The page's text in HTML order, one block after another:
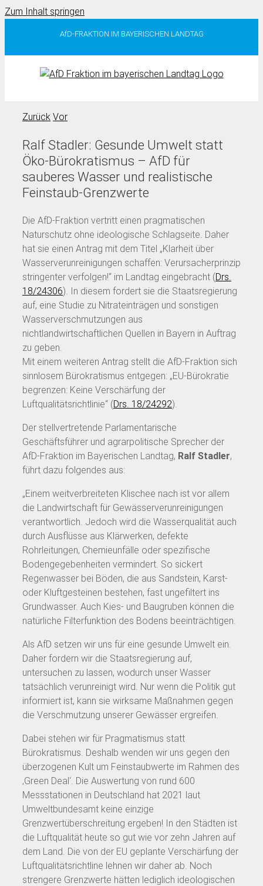
Zum Inhalt springen
AfD-FRAKTION IM BAYERISCHEN LANDTAG
Zurück Vor
Ralf Stadler: Gesunde Umwelt statt
Öko-Bürokratismus – AfD für
sauberes Wasser und realistische
Feinstaub-Grenzwerte
Die AfD-Fraktion vertritt einen pragmatischen
Naturschutz ohne ideologische Schlagseite. Daher
hat sie einen Antrag mit dem Titel „Klarheit über
Wasserverunreinigungen schaffen: Verursacherprinzip
stringenter verfolgen!“ im Landtag eingebracht (Drs.
18/24306). In diesem fordert sie die Staatsregierung
auf, eine Studie zu Nitrateinträgen und sonstigen
Wasserverschmutzungen aus
nichtlandwirtschaftlichen Quellen in Bayern in Auftrag
zu geben.
Mit einem weiteren Antrag stellt die AfD-Fraktion sich
sinnlosem Bürokratismus entgegen: „EU-Bürokratie
begrenzen: Keine Verschärfung der
Luftqualitätsrichtlinie“ (Drs. 18/24292).
Der stellvertretende Parlamentarische
Geschäftsführer und agrarpolitische Sprecher der
AfD-Fraktion im Bayerischen Landtag, Ralf Stadler,
führt dazu folgendes aus:
„Einem weitverbreiteten Klischee nach ist vor allem
die Landwirtschaft für Gewässerverunreinigungen
verantwortlich. Jedoch wird die Wasserqualität auch
durch Ausflüsse aus Klärwerken, defekte
Rohrleitungen, Chemieunfälle oder spezifische
Bodengegebenheiten vermindert. So sickert
Regenwasser bei Böden, die aus Sandstein, Karst-
oder Kluftgesteinen bestehen, fast ungefiltert ins
Grundwasser. Auch Kies- und Baugruben können die
natürliche Filterfunktion des Bodens beeinträchtigen.
Als AfD setzen wir uns für eine gesunde Umwelt ein.
Daher fordern wir die Staatsregierung auf,
untersuchen zu lassen, wodurch unser Wasser
tatsächlich verunreinigt wird. Nur wenn die Politik gut
informiert ist, kann sie wirksame Maßnahmen gegen
die Verschmutzung unserer Gewässer ergreifen.
Dabei stehen wir für Pragmatismus statt
Bürokratismus. Deshalb wenden wir uns gegen den
überzogenen Kult um Feinstaubwerte im Rahmen des
‚Green Deal‘. Die Auswertung von rund 600
Messstationen in Deutschland hat 2021 laut
Umweltbundesamt keine einzige
Grenzwertüberschreitung ergeben! In den Städten ist
die Luftqualität heute so gut wie vor zehn Jahren auf
dem Land. Die von der EU geplante Verschärfung der
Luftqualitätsrichtline lehnen wir daher ab. Noch
strengere Grenzwerte hätten lediglich ideologischen